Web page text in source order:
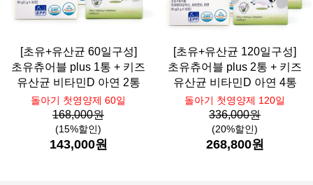
[초유+유산균 60일구성]
초유츄어블 plus 1통 + 키즈
유산균 비타민D 아연 2통
돌아기 첫영양제 60일
168,000원
(15%할인)
143,000원
[초유+유산균 120일구성]
초유츄어블 plus 2통 + 키즈
유산균 비타민D 아연 4통
돌아기 첫영양제 120일
336,000원
(20%할인)
268,800원